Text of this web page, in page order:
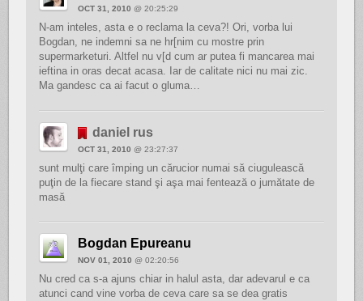
OCT 31, 2010 @ 20:25:29
N-am inteles, asta e o reclama la ceva?! Ori, vorba lui
Bogdan, ne indemni sa ne hr[nim cu mostre prin
supermarketuri. Altfel nu v[d cum ar putea fi mancarea mai
ieftina in oras decat acasa. Iar de calitate nici nu mai zic.
Ma gandesc ca ai facut o gluma…
daniel rus
OCT 31, 2010 @ 23:27:37
sunt mulţi care împing un cărucior numai să ciugulească
puţin de la fiecare stand şi aşa mai fentează o jumătate de
masă
Bogdan Epureanu
NOV 01, 2010 @ 02:20:56
Nu cred ca s-a ajuns chiar in halul asta, dar adevarul e ca
atunci cand vine vorba de ceva care sa se dea gratis